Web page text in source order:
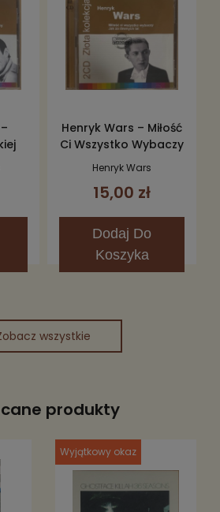
Henryk Wars – Miłość
Ci Wszystko Wybaczy
/ Jak Za Dawnych Lat
2CD
Henryk Wars
15,00 zł
Dodaj Do
Koszyka
wszystkie
produkty
Wyjątkowy okaz